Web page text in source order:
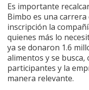
Es importante
Bimbo es una
inscripción la
quienes más lo
ya se donaron 1.6
alimentos y se busca,
participantes y la
manera relevante.